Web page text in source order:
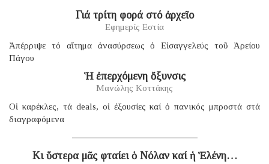
Γιά τρίτη φορά στό ἀρχεῖο
Εφημερίς Εστία
Ἀπέρριψε τό αἴτημα ἀνασύρσεως ὁ Εἰσαγγελεύς τοῦ Ἀρείου
Πάγου
Ἡ ἐπερχόμενη ὄξυνσις
Μανώλης Κοττάκης
Οἱ καρέκλες, τά deals, οἱ ἐξουσίες καί ὁ πανικός μπροστά στά
διαγραφόμενα
Κι ὕστερα μᾶς φταίει ὁ Νόλαν καί ἡ Ἑλένη…